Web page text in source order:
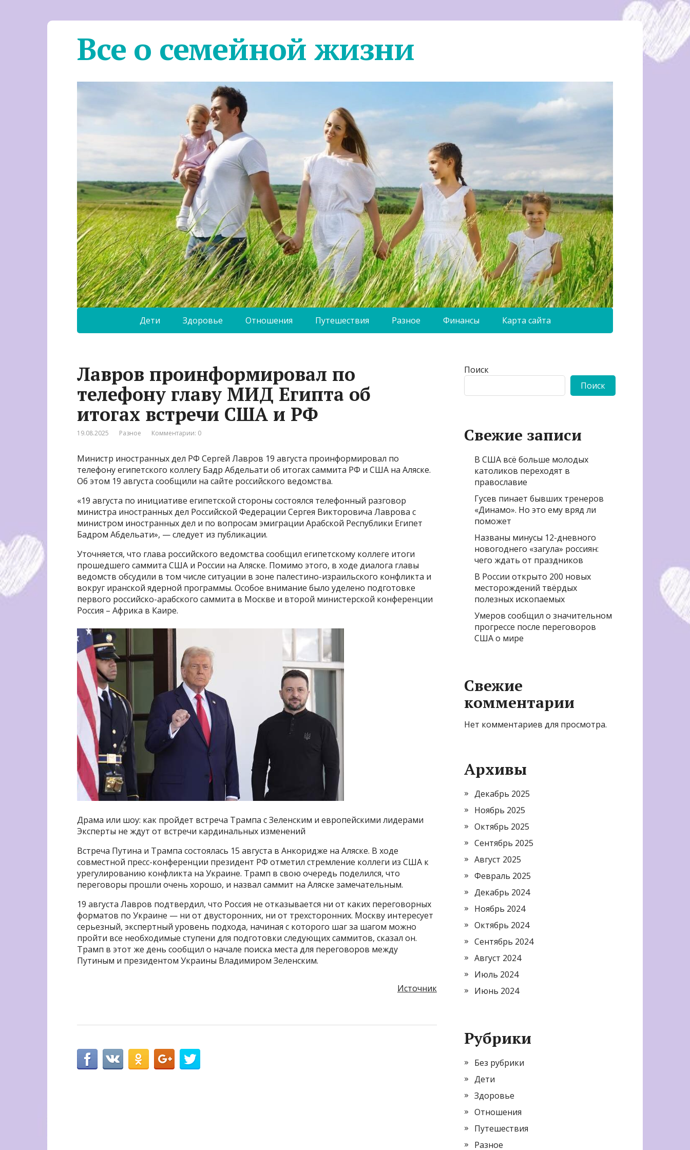
Все о семейной жизни
Дети Здоровье Отношения Путешествия Разное Финансы Карта сайта
Лавров проинформировал по
телефону главу МИД Египта об
итогах встречи США и РФ
19.08.2025 Разное Комментарии: 0
Министр иностранных дел РФ Сергей Лавров 19 августа проинформировал по
телефону египетского коллегу Бадр Абдельати об итогах саммита РФ и США на Аляске.
Об этом 19 августа сообщили на сайте российского ведомства.
«19 августа по инициативе египетской стороны состоялся телефонный разговор
министра иностранных дел Российской Федерации Сергея Викторовича Лаврова с
министром иностранных дел и по вопросам эмиграции Арабской Республики Египет
Бадром Абдельати», — следует из публикации.
Уточняется, что глава российского ведомства сообщил египетскому коллеге итоги
прошедшего саммита США и России на Аляске. Помимо этого, в ходе диалога главы
ведомств обсудили в том числе ситуации в зоне палестино-израильского конфликта и
вокруг иранской ядерной программы. Особое внимание было уделено подготовке
первого российско-арабского саммита в Москве и второй министерской конференции
Россия – Африка в Каире.
Драма или шоу: как пройдет встреча Трампа с Зеленским и европейскими лидерами
Эксперты не ждут от встречи кардинальных изменений
Встреча Путина и Трампа состоялась 15 августа в Анкоридже на Аляске. В ходе
совместной пресс-конференции президент РФ отметил стремление коллеги из США к
урегулированию конфликта на Украине. Трамп в свою очередь поделился, что
переговоры прошли очень хорошо, и назвал саммит на Аляске замечательным.
19 августа Лавров подтвердил, что Россия не отказывается ни от каких переговорных
форматов по Украине — ни от двусторонних, ни от трехсторонних. Москву интересует
серьезный, экспертный уровень подхода, начиная с которого шаг за шагом можно
пройти все необходимые ступени для подготовки следующих саммитов, сказал он.
Трамп в этот же день сообщил о начале поиска места для переговоров между
Путиным и президентом Украины Владимиром Зеленским.
Источник
Поиск
Поиск
Свежие записи
В США всё больше молодых
католиков переходят в
православие
Гусев пинает бывших тренеров
«Динамо». Но это ему вряд ли
поможет
Названы минусы 12-дневного
новогоднего «загула» россиян:
чего ждать от праздников
В России открыто 200 новых
месторождений твёрдых
полезных ископаемых
Умеров сообщил о значительном
прогрессе после переговоров
США о мире
Свежие
комментарии
Нет комментариев для просмотра.
Архивы
Декабрь 2025
Ноябрь 2025
Октябрь 2025
Сентябрь 2025
Август 2025
Февраль 2025
Декабрь 2024
Ноябрь 2024
Октябрь 2024
Сентябрь 2024
Август 2024
Июль 2024
Июнь 2024
Рубрики
Без рубрики
Дети
Здоровье
Отношения
Путешествия
Разное